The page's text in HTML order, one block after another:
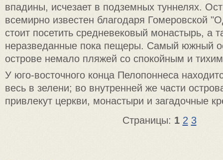
впадины, исчезает в подземных туннелях.
всемирно известен благодаря Гомеровской
стоит посетить средневековый монастырь, а
неразведанные пока пещеры. Самый южный
острове немало пляжей со спокойным и
У юго-восточного конца Пелопоннеса
весь в зелени; во внутренней же части
привлекут церкви, монастыри и загадочные
Страницы: 1 2 3